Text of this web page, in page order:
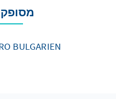
מסופק
BULGARIEN